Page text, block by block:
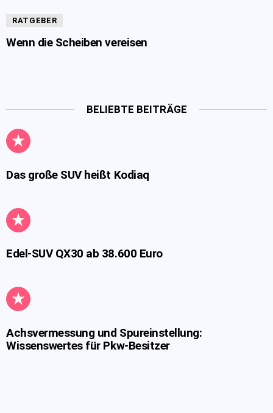
RATGEBER
Wenn die Scheiben vereisen
BELIEBTE BEITRÄGE
Das große SUV heißt Kodiaq
Edel-SUV QX30 ab 38.600 Euro
Achsvermessung und Spureinstellung:
Wissenswertes für Pkw-Besitzer